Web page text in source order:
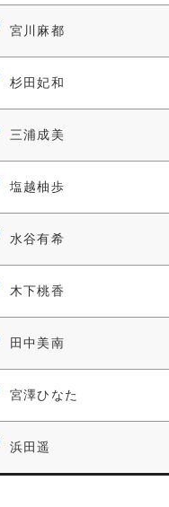
宮川麻都
杉田妃和
三浦成美
塩越柚歩
水谷有希
木下桃香
田中美南
宮澤ひなた
浜田遥